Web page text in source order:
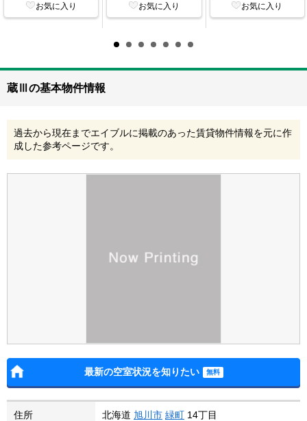
お気に入り お気に入り お気に入り
蔵Ⅲの基本物件情報
過去から現在までエイブルに掲載のあった賃貸物件情報を元に作
成した参考ページです。
最新の空室状況を知りたい
住所 北海道 旭川市 緑町 14丁目